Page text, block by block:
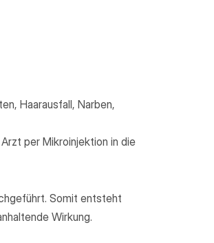
Haarausfall, Narben,
per Mikroinjektion in die
Somit entsteht
Wirkung.